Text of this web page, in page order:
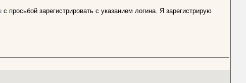
с просьбой зарегистрировать с указанием логина. Я зарегистрирую